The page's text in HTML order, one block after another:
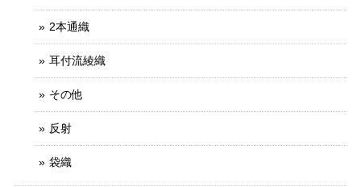
2本通織
耳付流綾織
その他
反射
袋織